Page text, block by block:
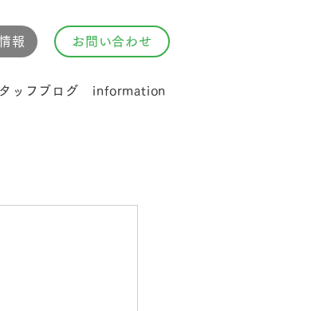
報 お問い合わせ
ッフブログ information